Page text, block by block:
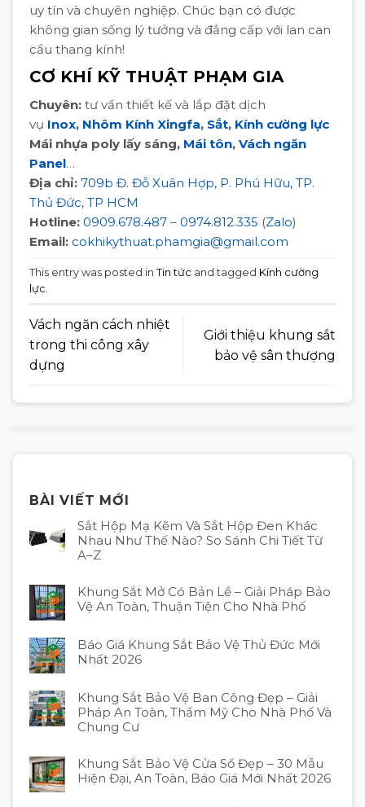
uy tín và chuyên nghiệp. Chúc bạn có được
không gian sống lý tưởng và đẳng cấp với lan can
cầu thang kính!
CƠ KHÍ KỸ THUẬT PHẠM GIA
Chuyên: tư vấn thiết kế và lắp đặt dịch
vụ Inox, Nhôm Kính Xingfa, Sắt, Kính cường lực
Mái nhựa poly lấy sáng, Mái tôn, Vách ngăn
Panel…
Địa chỉ: 709b Đ. Đỗ Xuân Hợp, P. Phú Hữu, TP.
Thủ Đức, TP HCM
Hotline: 0909.678.487 – 0974.812.335 (Zalo)
Email: cokhikythuat.phamgia@gmail.com
This entry was posted in Tin tức and tagged Kính cường
lực
Vách ngăn cách nhiệt
trong thi công xây
dựng
Giới thiệu khung sắt
bảo vệ sân thượng
BÀI VIẾT MỚI
Sắt Hộp Mạ Kẽm Và Sắt Hộp Đen Khác
Nhau Như Thế Nào? So Sánh Chi Tiết Từ
A–Z
Khung Sắt Mở Có Bản Lề – Giải Pháp Bảo
Vệ An Toàn, Thuận Tiện Cho Nhà Phố
Báo Giá Khung Sắt Bảo Vệ Thủ Đức Mới
Nhất 2026
Khung Sắt Bảo Vệ Ban Công Đẹp – Giải
Pháp An Toàn, Thẩm Mỹ Cho Nhà Phố Và
Chung Cư
Khung Sắt Bảo Vệ Cửa Sổ Đẹp – 30 Mẫu
Hiện Đại, An Toàn, Báo Giá Mới Nhất 2026